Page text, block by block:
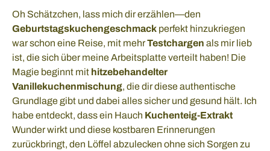
Oh Schätzchen, lass mich dir erzählen—den
Geburtstagskuchengeschmack perfekt hinzukriegen
war schon eine Reise, mit mehrTestchargen als mir lieb
ist, die sich über meine Arbeitsplatte verteilt haben! Die
Magie beginnt mit hitzebehandelter
Vanillekuchenmischung, die dir diese authentische
Grundlage gibt und dabei alles sicher und gesund hält. Ich
habe entdeckt, dass ein Hauch Kuchenteig-Extrakt
Wunder wirkt und diese kostbaren Erinnerungen
zurückbringt, den Löffel abzulecken ohne sich Sorgen zu